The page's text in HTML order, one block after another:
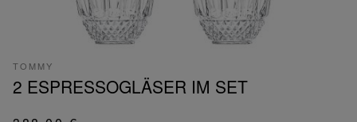
TOMMY
2 ESPRESSOGLÄSER IM SET